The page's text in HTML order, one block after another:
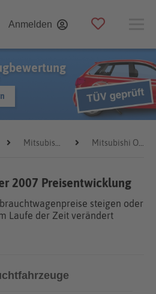
Anmelden
Mitsubishi Outlander Mitsubishi Outlander 2007
2007 Preisentwicklung
steigen oder
Laufe der Zeit verändert